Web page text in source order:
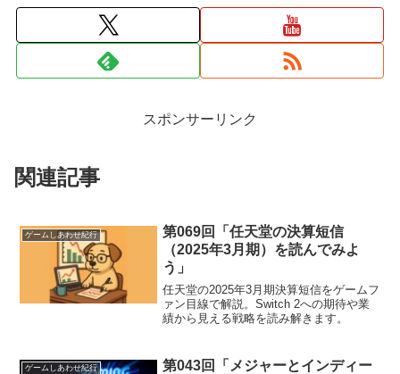
スポンサーリンク
関連記事
ゲームしあわせ紀行
第069回「任天堂の決算短信
（2025年3月期）を読んでみよ
う」
任天堂の2025年3月期決算短信をゲームフ
ァン目線で解説。Switch 2への期待や業
績から見える戦略を読み解きます。
ゲームしあわせ紀行
第043回「メジャーとインディー